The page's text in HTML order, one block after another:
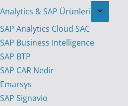
Analytics & SAP Ürünleri
SAP Analytics Cloud SAC
SAP Business Intelligence
SAP BTP
SAP CAR Nedir
Emarsys
SAP Signavio